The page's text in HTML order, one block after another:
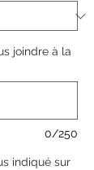
joindre à la
0/250
indiqué sur